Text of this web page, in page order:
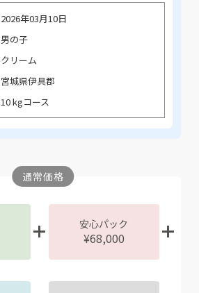
2026年03月10日
男の子
クリーム
宮城県伊具郡
10 kgコース
通常価格
安心パック
¥68,000